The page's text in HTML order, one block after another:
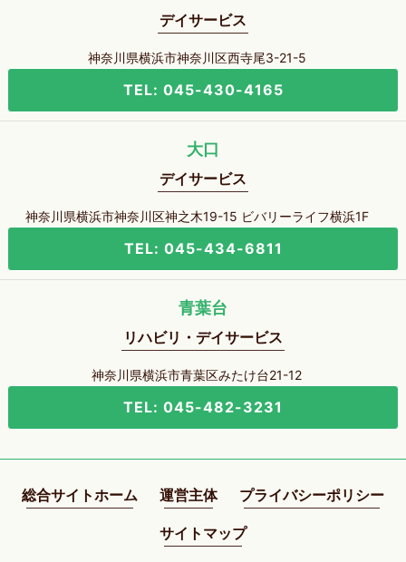
デイサービス
神奈川県横浜市神奈川区西寺尾3-21-5
TEL: 045-430-4165
大口
デイサービス
神奈川県横浜市神奈川区神之木19-15 ビバリーライフ横浜1F
TEL: 045-434-6811
青葉台
リハビリ・デイサービス
神奈川県横浜市青葉区みたけ台21-12
TEL: 045-482-3231
総合サイトホーム 運営主体 プライバシーポリシー
サイトマップ